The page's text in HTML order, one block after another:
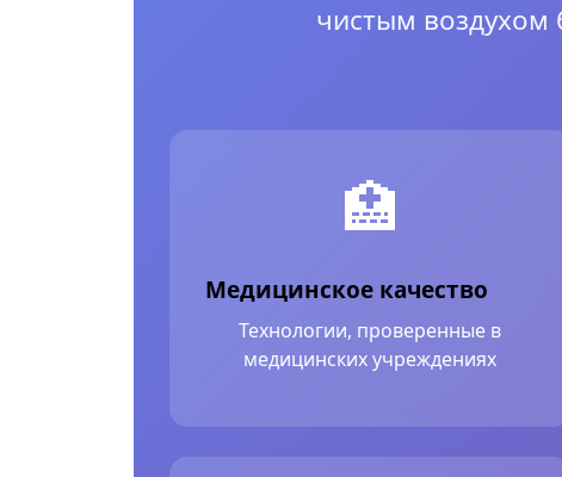
чистым воздухом
🏥
Медицинское качество
Технологии, проверенные в
медицинских учреждениях